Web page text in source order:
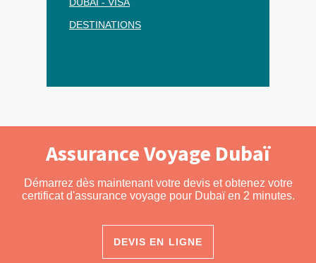
DESTINATIONS
Assurance Voyage Dubaï
Démarrez dès maintenant votre devis et obtenez votre
certificat d'assurance voyage pour Dubaï en 2 minutes.
DEVIS EN LIGNE